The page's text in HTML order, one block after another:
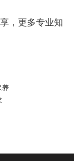
，更多专业知
养